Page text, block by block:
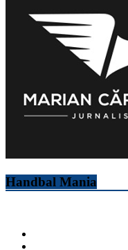
Handbal Mania